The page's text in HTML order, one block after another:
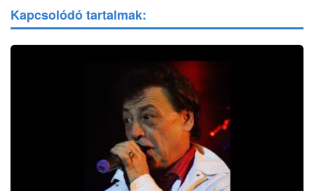
Kapcsolódó tartalmak: